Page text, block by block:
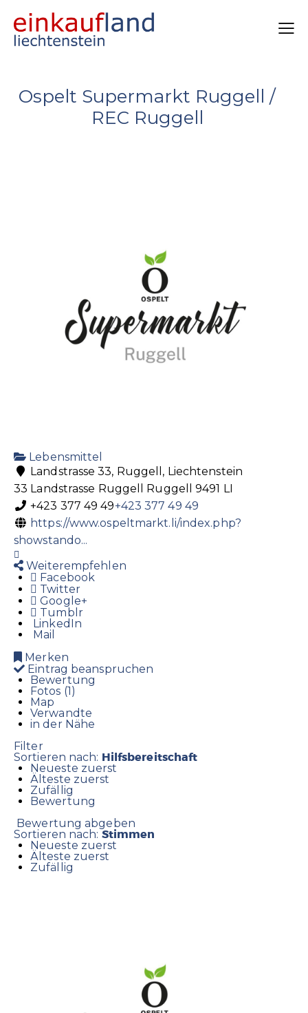
Ospelt Supermarkt Ruggell /
REC Ruggell
Lebensmittel
Landstrasse 33, Ruggell, Liechtenstein
33 Landstrasse Ruggell Ruggell 9491 LI
+423 377 49 49+423 377 49 49
https://www.ospeltmarkt.li/index.php?
showstando...
Weiterempfehlen
Facebook
Twitter
Google+
Tumblr
LinkedIn
Mail
Merken
Eintrag beanspruchen
Bewertung
Fotos (1)
Map
Verwandte
in der Nähe
Filter
Sortieren nach: Hilfsbereitschaft
Neueste zuerst
Älteste zuerst
Zufällig
Bewertung
Bewertung abgeben
Sortieren nach: Stimmen
Neueste zuerst
Älteste zuerst
Zufällig